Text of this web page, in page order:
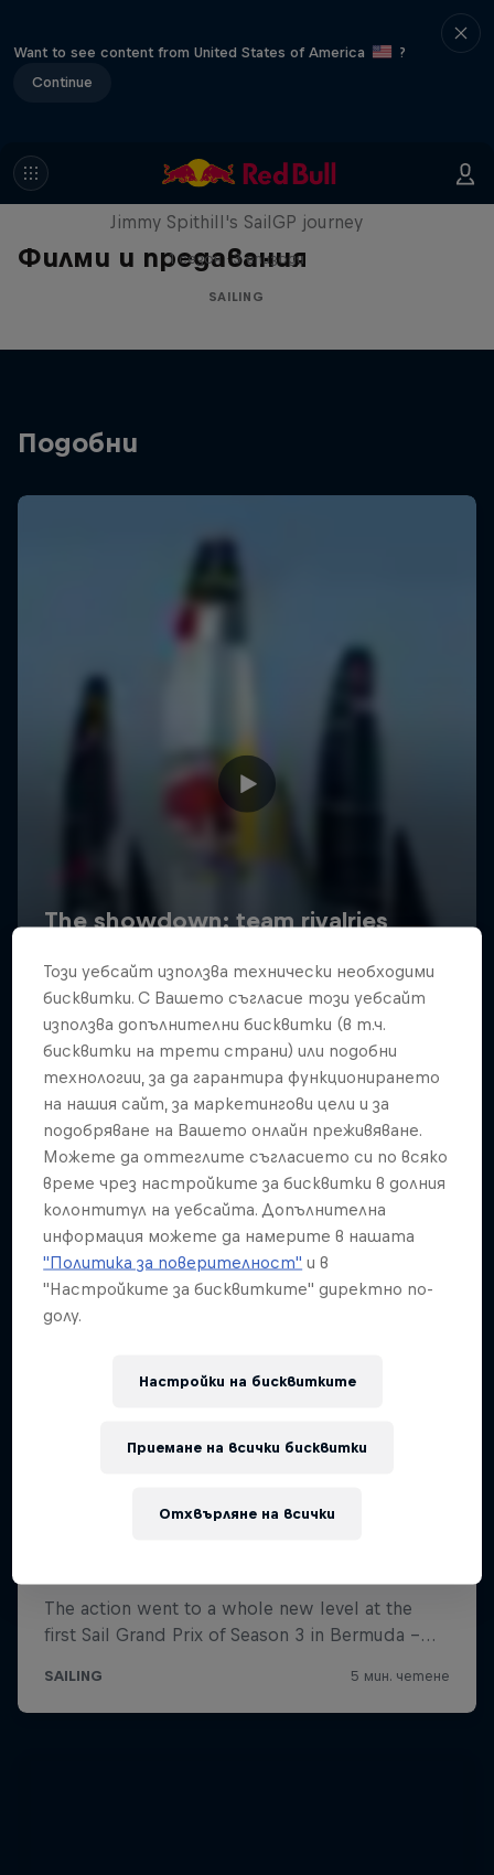
Want to see content from United States of America
?
Continue
Филми и предавания
Uncharted
Jimmy Spithill's SailGP journey
1 сезон · 3 епизоди
SAILING
Подобни
Uncharted
Jimmy Spithill's SailGP journey
1 сезон · 3 епизоди
SAILING
Този уебсайт използва технически необходими
бисквитки. С Вашето съгласие този уебсайт
използва допълнителни бисквитки (в т.ч.
бисквитки на трети страни) или подобни
технологии, за да гарантира функционирането
на нашия сайт, за маркетингови цели и за
подобряване на Вашето онлайн преживяване.
Можете да оттеглите съгласието си по всяко
време чрез настройките за бисквитки в долния
колонтитул на уебсайта. Допълнителна
информация можете да намерите в нашата
"Политика за поверителност" и в
"Настройките за бисквитките" директно по-
долу.
Настройки на бисквитките
Отхвърляне на всички
Приемане на всички бисквитки